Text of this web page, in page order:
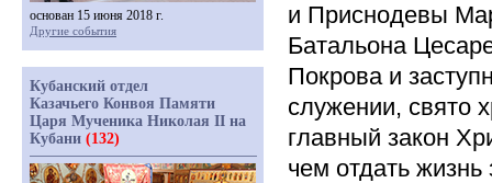
и Приснодевы
Батальона
Покрова и
служении, свято
главный закон
чем отдать жизнь
основан 15 июня 2018 г.
Другие события
Кубанский отдел
Казачьего Конвоя Памяти
Царя Мученика Николая II на
Кубани (132)